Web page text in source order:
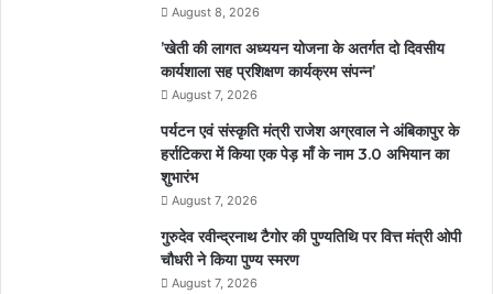
August 8, 2026
’खेती की लागत अध्ययन योजना के अतर्गत दो दिवसीय
कार्यशाला सह प्रशिक्षण कार्यक्रम संपन्न’
August 7, 2026
पर्यटन एवं संस्कृति मंत्री राजेश अग्रवाल ने अंबिकापुर के
हर्राटिकरा में किया एक पेड़ माँ के नाम 3.0 अभियान का
शुभारंभ
August 7, 2026
गुरुदेव रवीन्द्रनाथ टैगोर की पुण्यतिथि पर वित्त मंत्री ओपी
चौधरी ने किया पुण्य स्मरण
August 7, 2026